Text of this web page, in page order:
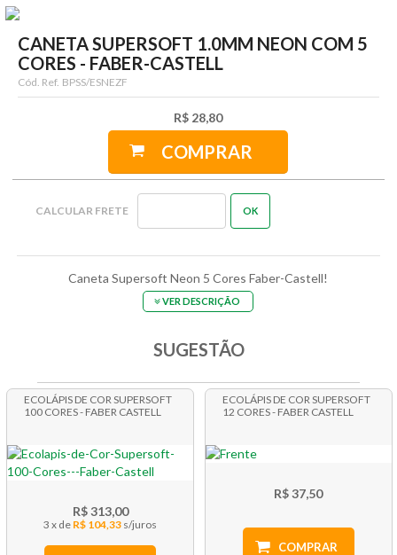
CANETA SUPERSOFT 1.0MM NEON COM 5
CORES - FABER-CASTELL
Cód. Ref. BPSS/ESNEZF
R$ 28,80
COMPRAR
Caneta Supersoft Neon 5 Cores Faber-Castell!
VER DESCRIÇÃO
SUGESTÃO
ECOLÁPIS DE COR SUPERSOFT
100 CORES - FABER CASTELL
R$ 313,00
3 x R$ 104,33
ECOLÁPIS DE COR SUPERSOFT
12 CORES - FABER CASTELL
R$ 37,50
COMPRAR